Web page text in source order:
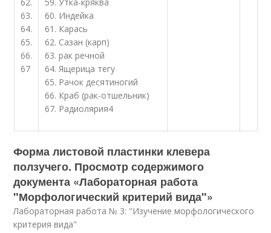
63.
64.
65.
66.
67
60. Индейка
61. Карась
62. Сазан (карп)
63. рак речной
64. Ящерица тегу
65. Рачок десятиногий
66. Краб (рак-отшельник)
67. Радиолярия4
Форма листовой пластинки клевера
ползучего. Просмотр содержимого
документа «Лабораторная работа
"Морфологический критерий вида"»
Лабораторная работа № 3: "Изучение морфологического
критерия вида"